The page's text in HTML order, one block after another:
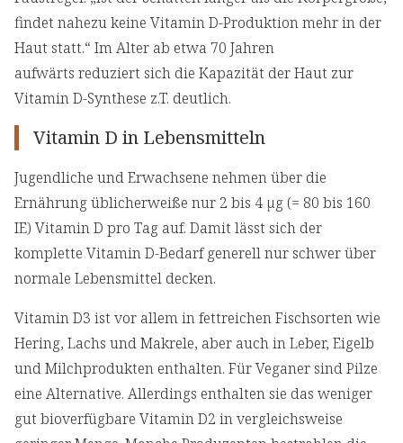
findet nahezu keine Vitamin D-Produktion mehr in der
Haut statt.“ Im Alter ab etwa 70 Jahren
aufwärts reduziert sich die Kapazität der Haut zur
Vitamin D-Synthese z.T. deutlich.
Vitamin D in Lebensmitteln
Jugendliche und Erwachsene nehmen über die
Ernährung üblicherweiße nur 2 bis 4 µg (= 80 bis 160
IE) Vitamin D pro Tag auf. Damit lässt sich der
komplette Vitamin D-Bedarf generell nur schwer über
normale Lebensmittel decken.
Vitamin D3 ist vor allem in fettreichen Fischsorten wie
Hering, Lachs und Makrele, aber auch in Leber, Eigelb
und Milchprodukten enthalten. Für Veganer sind Pilze
eine Alternative. Allerdings enthalten sie das weniger
gut bioverfügbare Vitamin D2 in vergleichsweise